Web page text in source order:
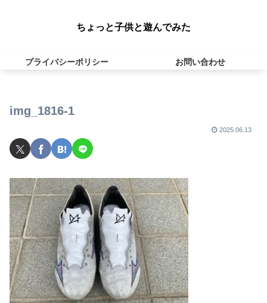
ちょっと子供と遊んでみた
プライバシーポリシー お問い合わせ
img_1816-1
2025.06.13